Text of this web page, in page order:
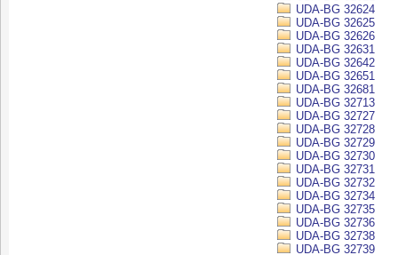
UDA-BG 32624
UDA-BG 32625
UDA-BG 32626
UDA-BG 32631
UDA-BG 32642
UDA-BG 32651
UDA-BG 32681
UDA-BG 32713
UDA-BG 32727
UDA-BG 32728
UDA-BG 32729
UDA-BG 32730
UDA-BG 32731
UDA-BG 32732
UDA-BG 32734
UDA-BG 32735
UDA-BG 32736
UDA-BG 32738
UDA-BG 32739